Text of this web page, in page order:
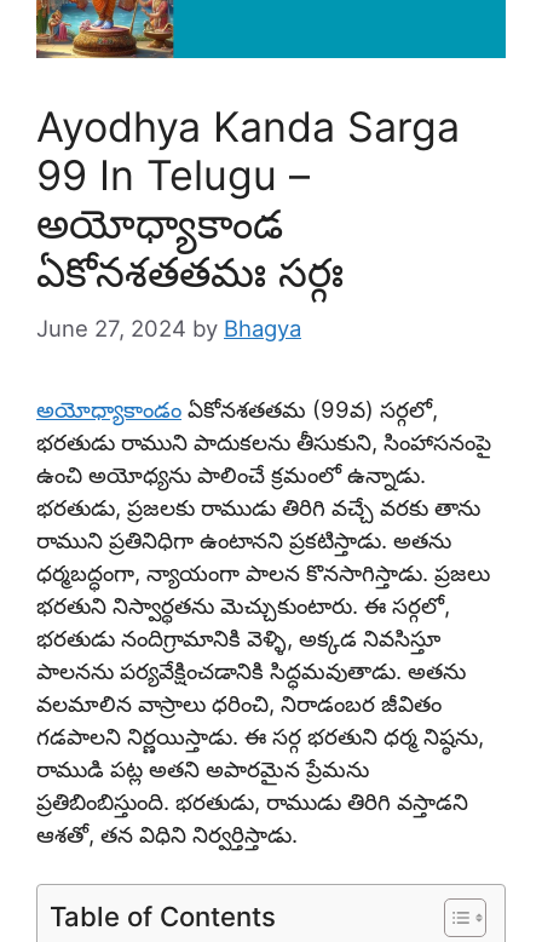
Ayodhya Kanda Sarga
99 In Telugu –
అయోధ్యాకాండ
ఏకోనశతతమః సర్గః
June 27, 2024 by Bhagya
అయోధ్యాకాండం ఏకోనశతతమ (99వ) సర్గలో,
భరతుడు రాముని పాదుకలను తీసుకుని, సింహాసనంపై
ఉంచి అయోధ్యను పాలించే క్రమంలో ఉన్నాడు.
భరతుడు, ప్రజలకు రాముడు తిరిగి వచ్చే వరకు తాను
రాముని ప్రతినిధిగా ఉంటానని ప్రకటిస్తాడు. అతను
ధర్మబద్ధంగా, న్యాయంగా పాలన కొనసాగిస్తాడు. ప్రజలు
భరతుని నిస్వార్థతను మెచ్చుకుంటారు. ఈ సర్గలో,
భరతుడు నందిగ్రామానికి వెళ్ళి, అక్కడ నివసిస్తూ
పాలనను పర్యవేక్షించడానికి సిద్ధమవుతాడు. అతను
వలమాలిన వాస్రాలు ధరించి, నిరాడంబర జీవితం
గడపాలని నిర్ణయిస్తాడు. ఈ సర్గ భరతుని ధర్మ నిష్ఠను,
రాముడి పట్ల అతని అపారమైన ప్రేమను
ప్రతిబింబిస్తుంది. భరతుడు, రాముడు తిరిగి వస్తాడని
ఆశతో, తన విధిని నిర్వర్తిస్తాడు.
Table of Contents